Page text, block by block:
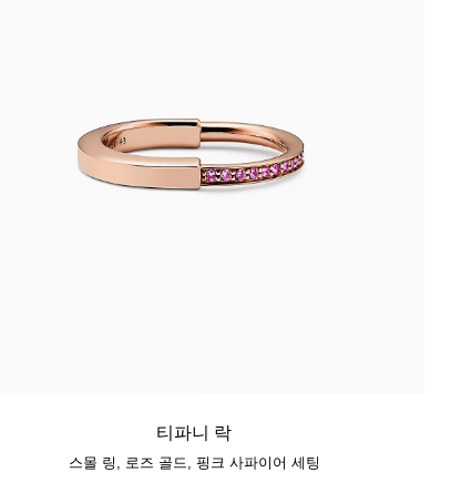
티파니 락
스몰 링, 로즈 골드, 핑크 사파이어 세팅